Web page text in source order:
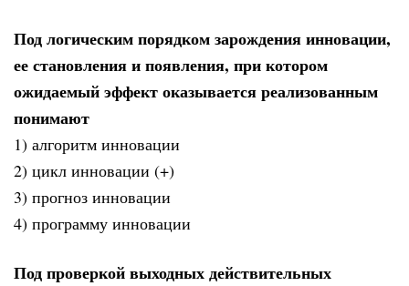
Под логическим порядком зарождения инновации,
ее становления и появления, при котором
ожидаемый эффект оказывается реализованным
понимают
1) алгоритм инновации
2) цикл инновации (+)
3) прогноз инновации
4) программу инновации
Под проверкой выходных действительных